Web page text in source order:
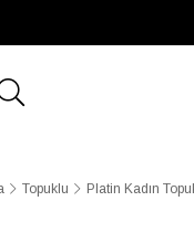
Topuklu Platin Kadın